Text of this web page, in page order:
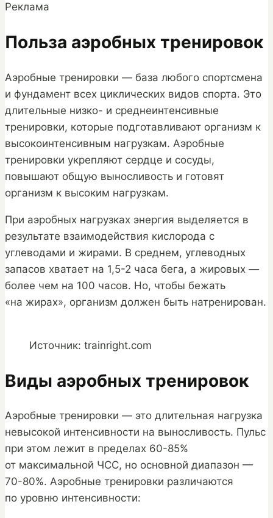
Реклама
Польза аэробных тренировок
Аэробные тренировки — база любого спортсмена
и фундамент всех циклических видов спорта. Это
длительные низко- и среднеинтенсивные
тренировки, которые подготавливают организм к
высокоинтенсивным нагрузкам. Аэробные
тренировки укрепляют сердце и сосуды,
повышают общую выносливость и готовят
организм к высоким нагрузкам.
При аэробных нагрузках энергия выделяется в
результате взаимодействия кислорода с
углеводами и жирами. В среднем, углеводных
запасов хватает на 1,5-2 часа бега, а жировых —
более чем на 100 часов. Но, чтобы бежать
«на жирах», организм должен быть натренирован.
Источник: trainright.com
Виды аэробных тренировок
Аэробные тренировки — это длительная нагрузка
невысокой интенсивности на выносливость. Пульс
при этом лежит в пределах 60-85%
от максимальной ЧСС, но основной диапазон —
70-80%. Аэробные тренировки различаются
по уровню интенсивности: